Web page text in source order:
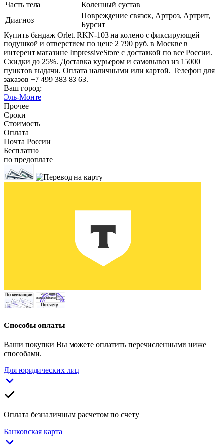
Часть тела
Коленный сустав
Диагноз
Повреждение связок, Артроз, Артрит,
Бурсит
Купить бандаж Orlett RKN-103 на колено с фиксирующей
подушкой и отверстием по цене 2 790 руб. в Москве в
интерент магазине ImpressiveStore с доставкой по все России.
Скидки до 25%. Доставка курьером и самовывоз из 15000
пунктов выдачи. Оплата наличными или картой. Телефон для
заказов +7 499 383 83 63.
Ваш город:
Эль-Монте
Прочее
Сроки
Стоимость
Оплата
Почта России
Бесплатно
по предоплате
Способы оплаты
Ваши покупки Вы можете оплатить перечисленными ниже
способами.
Для юридических лиц
Оплата безналичным расчетом по счету
Банковская карта